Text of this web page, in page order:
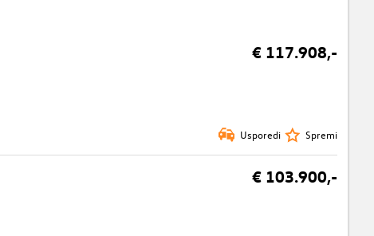
€ 117.908,-
Usporedi Spremi
€ 103.900,-